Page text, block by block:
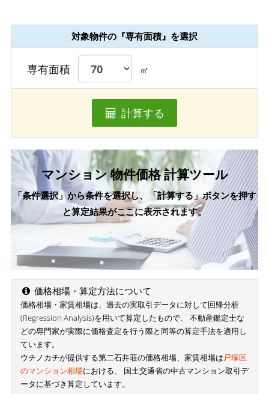
対象物件の『専有面積』を選択
専有面積 ㎡
計算する
マンション 物件価格 計算ツール
「条件選択」から条件を選択し、「計算する」ボタンを押す
と算定結果がここに表示されます。
価格相場・算定方法について
価格相場・家賃相場は、過去の実取引データに対して回帰分析
(Regression Analysis)を用いて算定したもので、 不動産鑑定士な
どの専門家が実際に価格査定を行う際と同等の算定手法を適用し
ています。
ウチノカチが提供する第二石井荘の価格相場、家賃相場は戸塚区
のマンション相場における、 国土交通省の中古マンション取引デ
ータに基づき算定しています。